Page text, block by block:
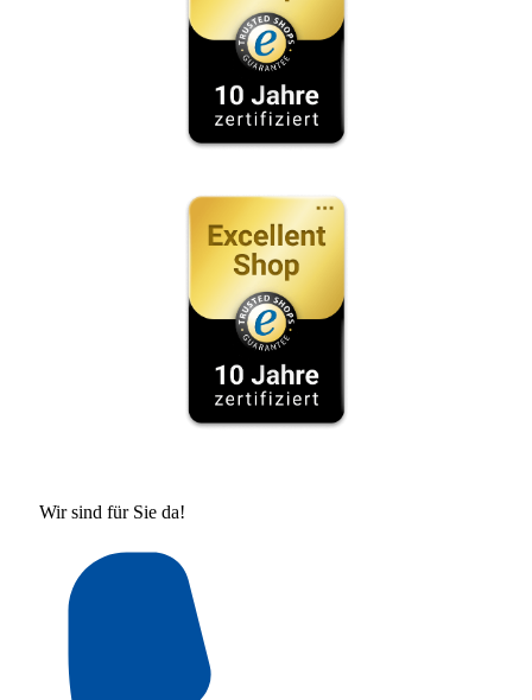
Wir sind für Sie da!